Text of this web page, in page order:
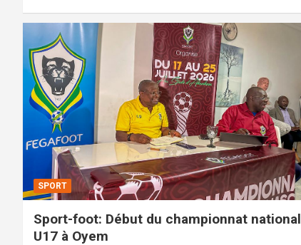
SPORT
Sport-foot: Début du championnat national
U17 à Oyem